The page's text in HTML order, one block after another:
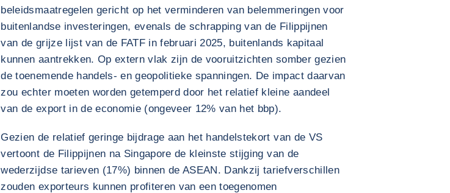
beleidsmaatregelen gericht op het verminderen van belemmeringen voor
buitenlandse investeringen, evenals de schrapping van de Filippijnen
van de grijze lijst van de FATF in februari 2025, buitenlands kapitaal
kunnen aantrekken. Op extern vlak zijn de vooruitzichten somber gezien
de toenemende handels- en geopolitieke spanningen. De impact daarvan
zou echter moeten worden getemperd door het relatief kleine aandeel
van de export in de economie (ongeveer 12% van het bbp).
Gezien de relatief geringe bijdrage aan het handelstekort van de VS
vertoont de Filippijnen na Singapore de kleinste stijging van de
wederzijdse tarieven (17%) binnen de ASEAN. Dankzij tariefverschillen
zouden exporteurs kunnen profiteren van een toegenomen